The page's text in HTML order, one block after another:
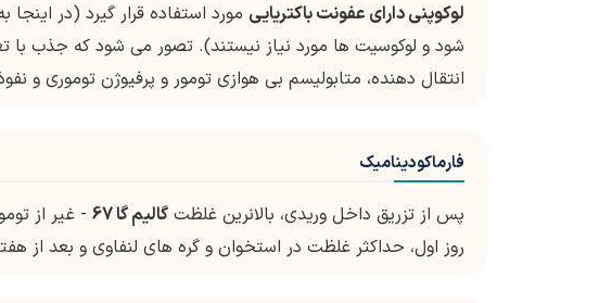
لوکوپنی دارای عفونت باکتریایی مورد استفاده قرار گیرد (در
شود و لوکوسیت ها مورد نیاز نیستند). تصور می شود که جذب با
انتقال دهنده، متابولیسم بی هوازی تومور و پرفیوژن توموری و
فارماکودینامیک
پس از تزریق داخل وریدی، بالانرین غلظت گالیم گا 67
- غیر از
روز اول، حداکثر غلظت در استخوان و گره های لنفاوی و بعد از